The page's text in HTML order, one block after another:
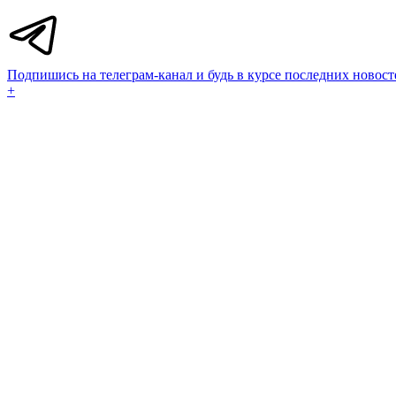
Подпишись на телеграм-канал и будь в курсе последних
+